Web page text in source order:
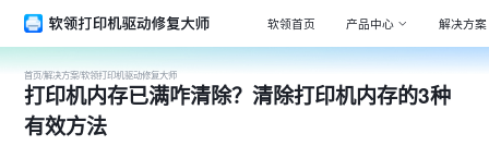
软领首页 产品中心
Windows
专注清理
解决方案
首页/解决方案/软领打印机驱动修复大师
打印机内存已满咋清除？清除打印机内存的3种
有效方法